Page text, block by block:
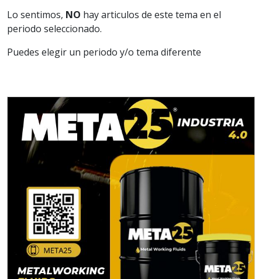
Lo sentimos, NO hay articulos de este tema en el
periodo seleccionado.
Puedes elegir un periodo y/o tema diferente